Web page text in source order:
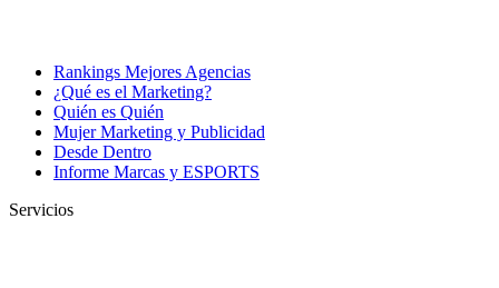
Rankings Mejores Agencias
¿Qué es el Marketing?
Quién es Quién
Mujer Marketing y Publicidad
Desde Dentro
Informe Marcas y ESPORTS
Servicios